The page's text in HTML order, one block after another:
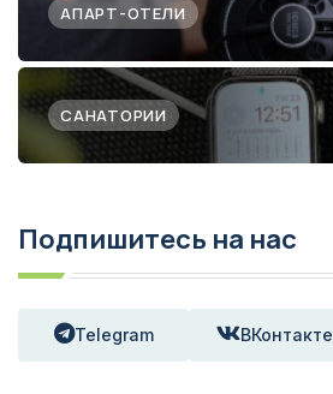
АПАРТ-ОТЕЛИ
САНАТОРИИ
Подпишитесь на нас
Telegram ВКонтакте